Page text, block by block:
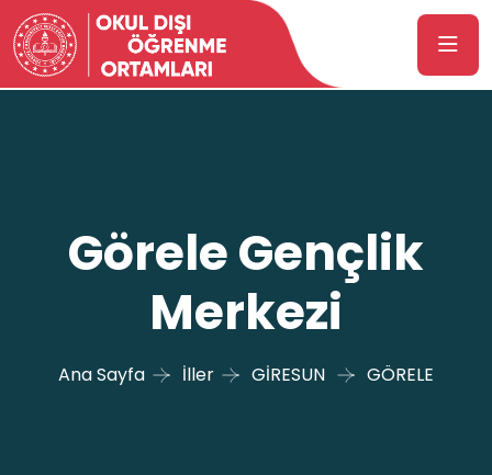
Görele Gençlik
Merkezi
Ana Sayfa İller GİRESUN GÖRELE